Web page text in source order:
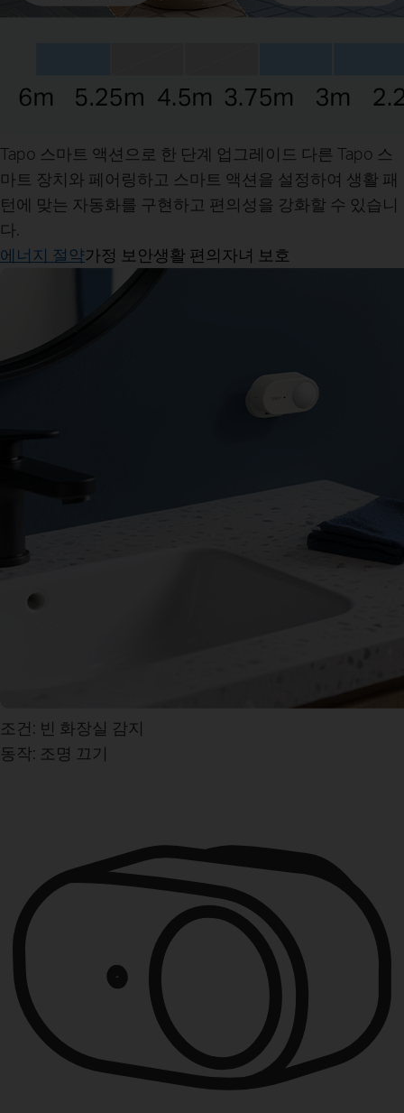
Tapo 스마트 액션으로 한 단계 업그레이드 다른 Tapo 스
마트 장치와 페어링하고 스마트 액션을 설정하여 생활 패
턴에 맞는 자동화를 구현하고 편의성을 강화할 수 있습니
다.
에너지 절약가정 보안생활 편의자녀 보호
조건: 빈 화장실 감지
동작: 조명 끄기
조건: 동작 감지
동작: Tapo 회전형 카메라의 순찰 모드 활성화
조건: 습도가 설정 범위 아래로 내려감
동작: 스마트 플러그로 가습기 켜기
조건: 자녀 또는 반려동물이 집 밖으로 나가서 부재중 상
태 감지